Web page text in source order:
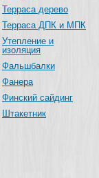
Терраса дерево
Терраса ДПК и МПК
Утепление и
изоляция
Фальшбалки
Фанера
Финский сайдинг
Штакетник